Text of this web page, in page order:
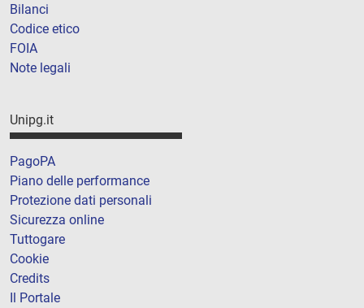
Bilanci
Codice etico
FOIA
Note legali
Unipg.it
PagoPA
Piano delle performance
Protezione dati personali
Sicurezza online
Tuttogare
Cookie
Credits
Il Portale